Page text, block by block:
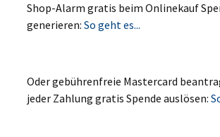
Shop-Alarm gratis beim Onlinekauf
generieren:So geht es...
Oder gebührenfreie Mastercard
jeder Zahlung gratis Spende auslösen: